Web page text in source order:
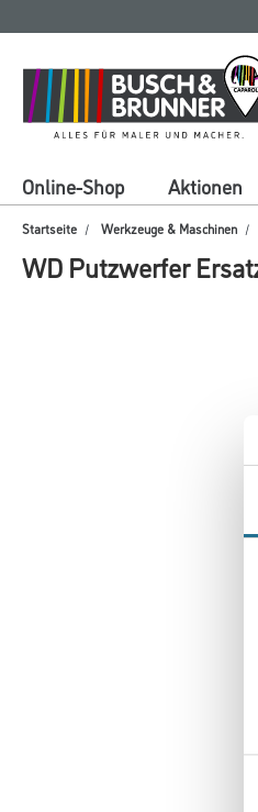
springen
springen
Online-Shop Aktionen
Startseite Werkzeuge & Maschinen
WD Putzwerfer